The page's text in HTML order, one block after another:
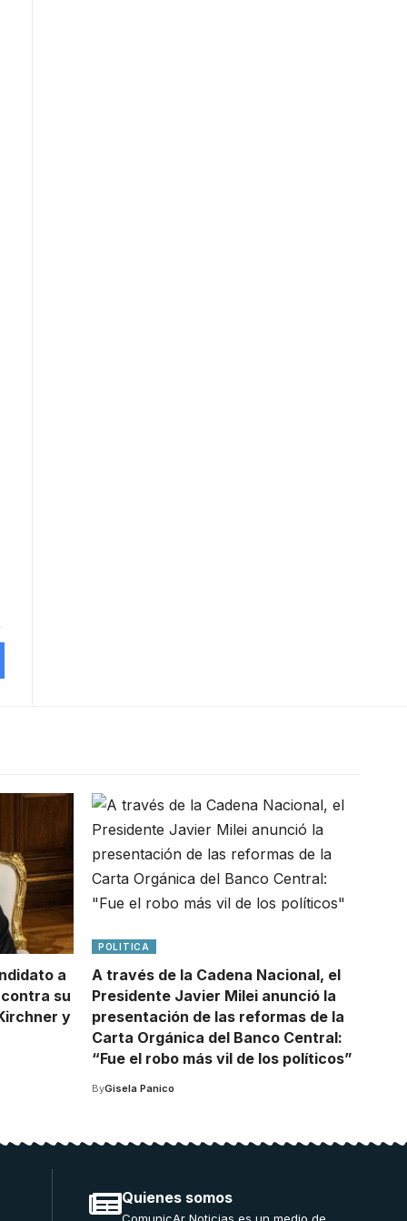
a
su
y
POLITICA
A través de la Cadena Nacional, el
Presidente Javier Milei anunció la
presentación de las reformas de la
Carta Orgánica del Banco Central:
“Fue el robo más vil de los políticos”
ByGisela Panico
Quienes somos